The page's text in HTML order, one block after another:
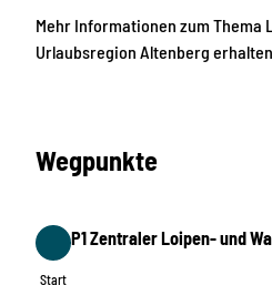
Mehr Informationen zum Thema
Urlaubsregion Altenberg
Wegpunkte
Start
Start
P1 Zentraler Loipen- und